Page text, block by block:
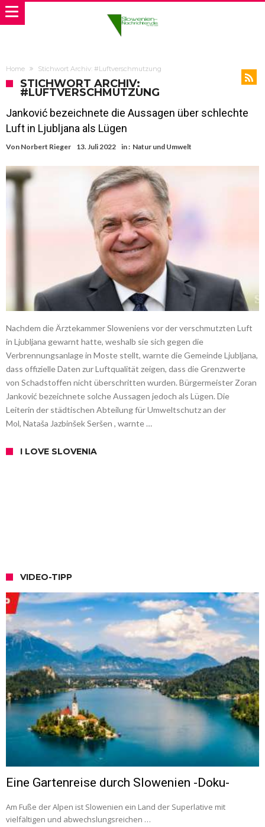
Home Stichwort Archiv: #Luftverschmutzung
STICHWORT ARCHIV:
#LUFTVERSCHMUTZUNG
Janković bezeichnete die Aussagen über schlechte
Luft in Ljubljana als Lügen
Von Norbert Rieger 13. Juli 2022 in : Natur und Umwelt
Nachdem die Ärztekammer Sloweniens vor der verschmutzten Luft
in Ljubljana gewarnt hatte, weshalb sie sich gegen die
Verbrennungsanlage in Moste stellt, warnte die Gemeinde Ljubljana,
dass offizielle Daten zur Luftqualität zeigen, dass die Grenzwerte
von Schadstoffen nicht überschritten wurden. Bürgermeister Zoran
Janković bezeichnete solche Aussagen jedoch als Lügen. Die
Leiterin der städtischen Abteilung für Umweltschutz an der
Mol, Nataša Jazbinšek Seršen , warnte …
I LOVE SLOVENIA
VIDEO-TIPP
Eine Gartenreise durch Slowenien -Doku-
Am Fuße der Alpen ist Slowenien ein Land der Superlative mit
vielfältigen und abwechslungsreichen …